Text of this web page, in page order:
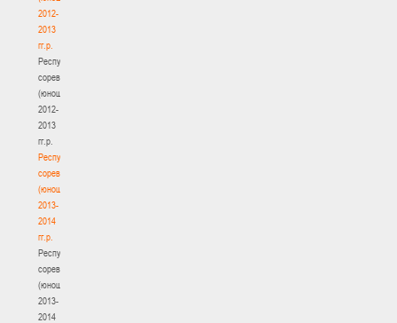
2012-
2013
гг.р.
Республиканские
соревнования
(юноши)
2012-
2013
гг.р.
Республиканские
соревнования
(юноши)
2013-
2014
гг.р.
Республиканские
соревнования
(юноши)
2013-
2014